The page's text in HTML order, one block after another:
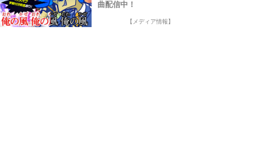
曲配信中！
【メディア情報】